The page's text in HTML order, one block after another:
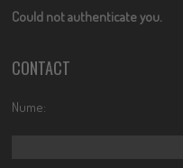
Could not authenticate you.
CONTACT
Nume: